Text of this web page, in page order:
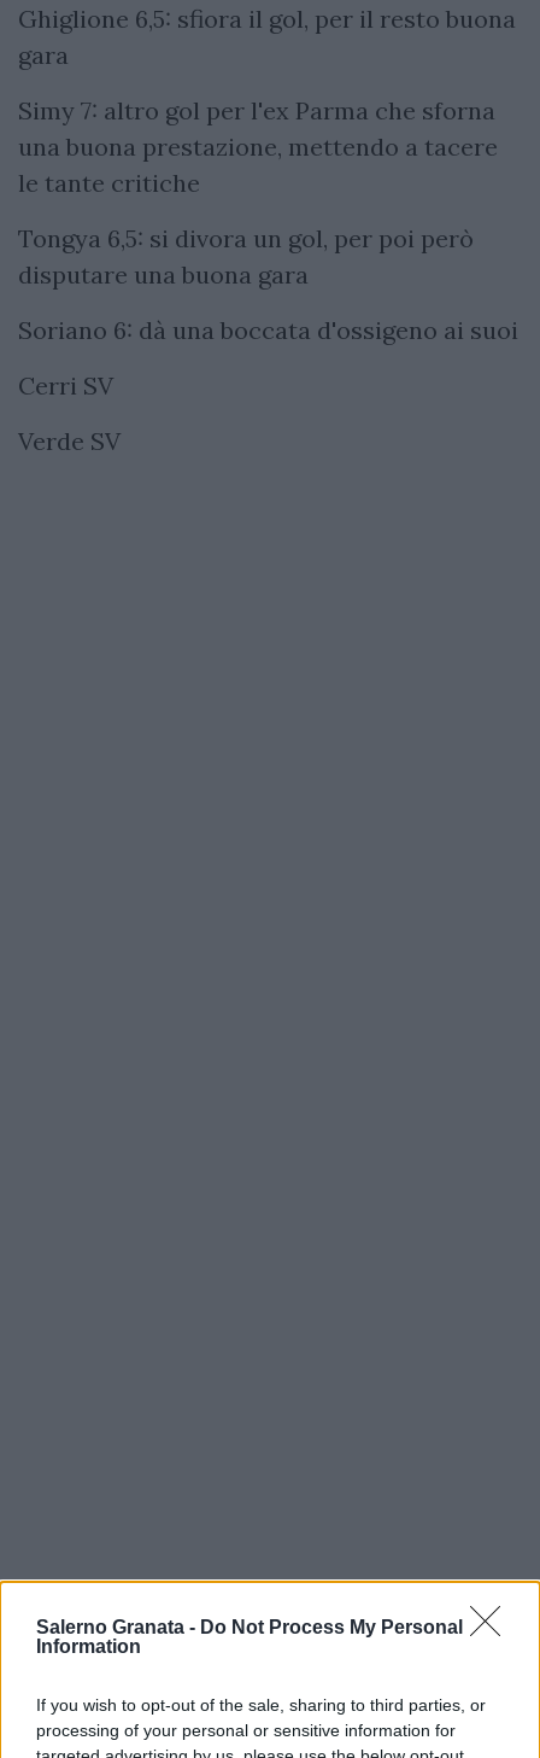
Salerno Granata - Do Not Process My Personal
Information
If you wish to opt-out of the sale, sharing to third parties, or
processing of your personal or sensitive information for
Ghiglione 6,5: sfiora il gol, per il resto buona
gara
Simy 7: altro gol per l'ex Parma che sforna
una buona prestazione, mettendo a tacere
le tante critiche
Tongya 6,5: si divora un gol, per poi però
disputare una buona gara
Soriano 6: dà una boccata d'ossigeno ai suoi
Cerri SV
Verde SV